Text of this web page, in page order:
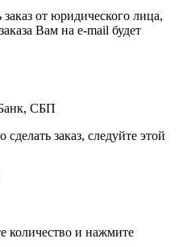
от юридического лица,
Вам на e-mail будет
СБП
заказ, следуйте этой
количество и нажмите